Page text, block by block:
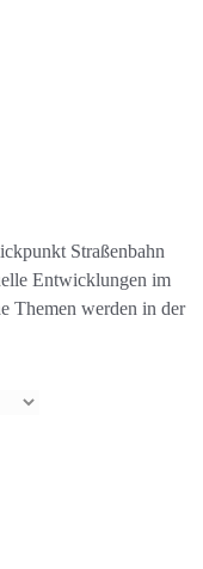
Straßenbahn
Entwicklungen im
Themen werden in der